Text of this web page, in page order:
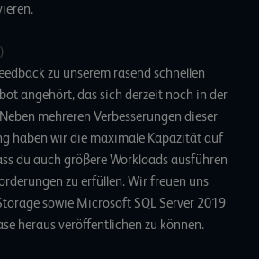
zu unserem rasend schnellen
angehört, das sich derzeit noch in der
mehreren Verbesserungen dieser
haben wir die maximale Kapazität auf
du auch größere Workloads ausführen
zu erfüllen. Wir freuen uns
sowie Microsoft SQL Server 2019
heraus veröffentlichen zu können.